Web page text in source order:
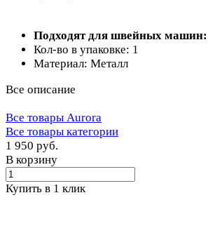
Подходят для швейных машин:
Кол-во в упаковке: 1
Материал: Металл
Все описание
Все товары Aurora
Все товары категории
1 950 руб.
В корзину
Купить в 1 клик